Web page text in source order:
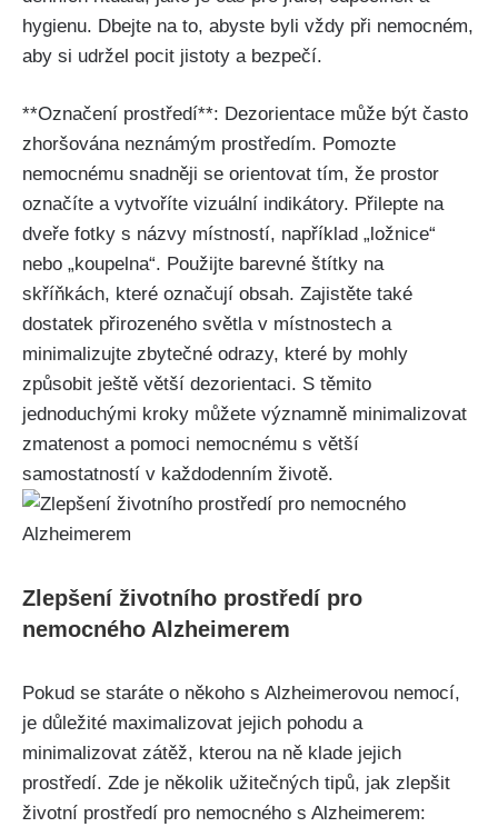
hygienu. Dbejte na to, abyste byli vždy při nemocném,
aby si udržel pocit jistoty a bezpečí.
**Označení prostředí**: Dezorientace může být často
zhoršována neznámým prostředím. Pomozte
nemocnému snadněji se orientovat tím, že prostor
označíte a vytvoříte vizuální indikátory. Přilepte na
dveře fotky s názvy místností, například „ložnice“
nebo „koupelna“. Použijte barevné štítky na
skříňkách, které označují obsah. Zajistěte také
dostatek přirozeného světla v místnostech a
minimalizujte zbytečné odrazy, které by mohly
způsobit ještě větší dezorientaci. S těmito
jednoduchými kroky můžete významně minimalizovat
zmatenost a pomoci nemocnému s větší
samostatností v každodenním životě.
Zlepšení životního prostředí pro
nemocného Alzheimerem
Pokud se staráte o někoho s Alzheimerovou nemocí,
je důležité maximalizovat jejich pohodu a
minimalizovat zátěž, kterou na ně klade jejich
prostředí. Zde je několik užitečných tipů, jak zlepšit
životní prostředí pro nemocného s Alzheimerem: